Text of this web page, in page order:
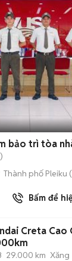
bảo trì tòa
Thành phố Pleiku (
Bấm để
Creta Cao
29.000 km Xăng